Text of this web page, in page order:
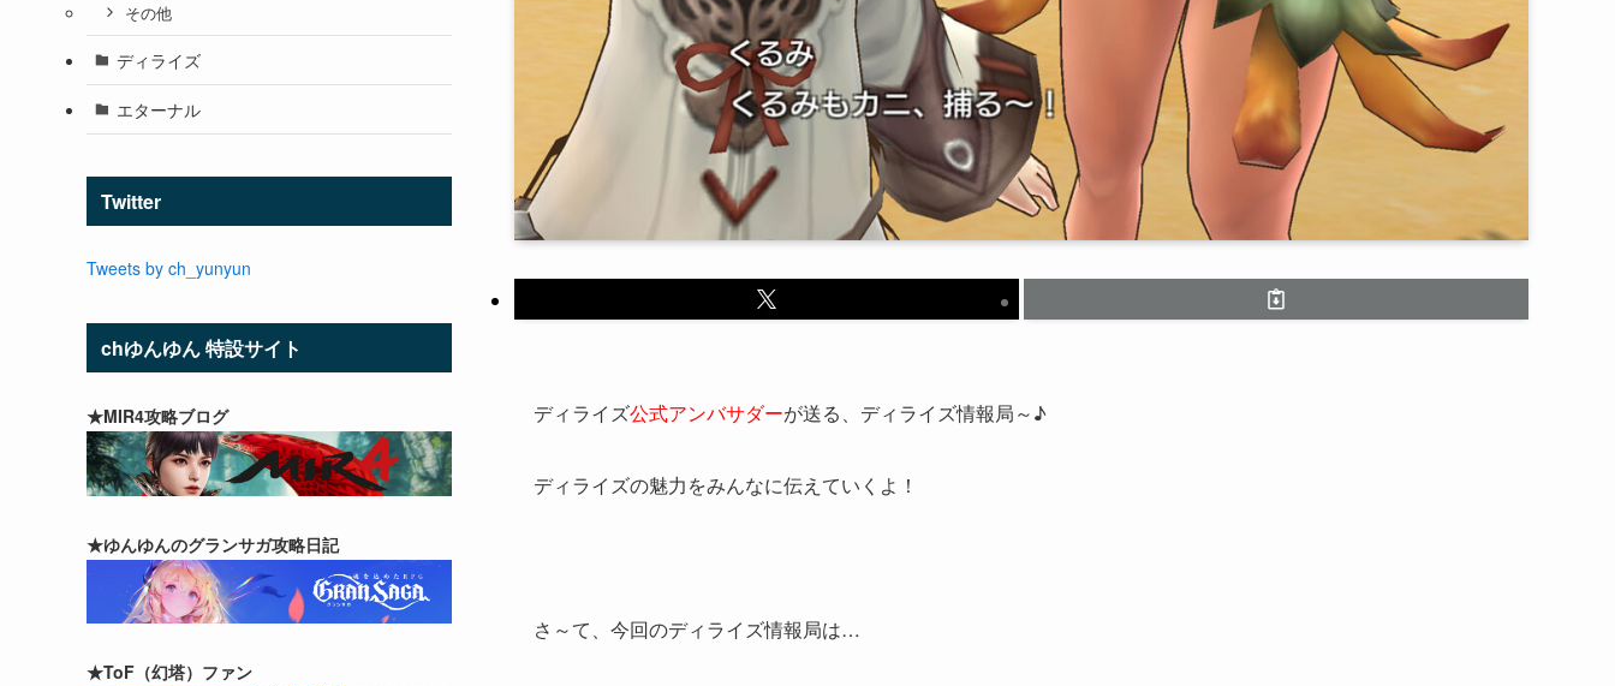
ディライズ公式アンバサダーが送る、ディライズ情報局～♪
ディライズの魅力をみんなに伝えていくよ！
さ～て、今回のディライズ情報局は…
その他
ディライズ
エターナル
Twitter
Tweets by ch_yunyun
chゆんゆん 特設サイト
★MIR4攻略ブログ
★ゆんゆんのグランサガ攻略日記
★ToF（幻塔）ファン